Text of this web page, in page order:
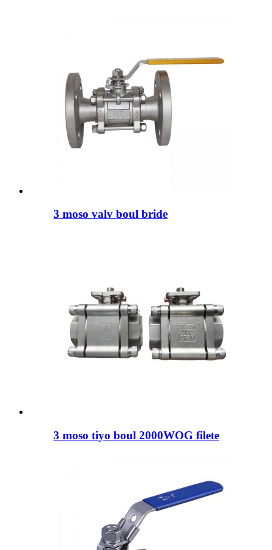
3 moso valv boul bride
3 moso tiyo boul 2000WOG filete